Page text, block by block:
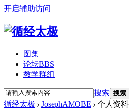
开启辅助访问
图集
论坛BBS
教学群组
搜索 搜索
循经太极 › JosephAMOBE › 个人资料